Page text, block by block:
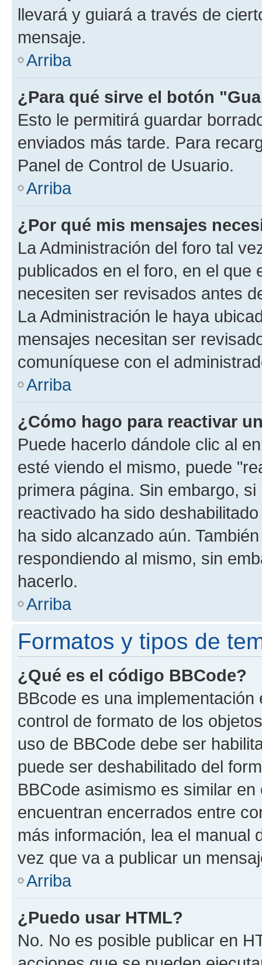
llevará y guiará a través de
mensaje.
Arriba
¿Para qué sirve el botón
Esto le permitirá guardar
enviados más tarde. Para
Panel de Control de Usuario.
Arriba
¿Por qué mis mensajes
La Administración del foro tal
publicados en el foro, en el que
necesiten ser revisados antes
La Administración le haya
mensajes necesitan ser
comuníquese con el
Arriba
¿Cómo hago para reactivar
Puede hacerlo dándole clic al
esté viendo el mismo, puede
primera página. Sin embargo,
reactivado ha sido
ha sido alcanzado aún.
respondiendo al mismo, sin
hacerlo.
Arriba
Formatos y tipos de
¿Qué es el código BBCode?
BBcode es una
control de formato de los
uso de BBCode debe ser
puede ser deshabilitado del
BBCode asimismo es similar
encuentran encerrados entre
más información, lea el manual
vez que va a publicar un
Arriba
¿Puedo usar HTML?
No. No es posible publicar en